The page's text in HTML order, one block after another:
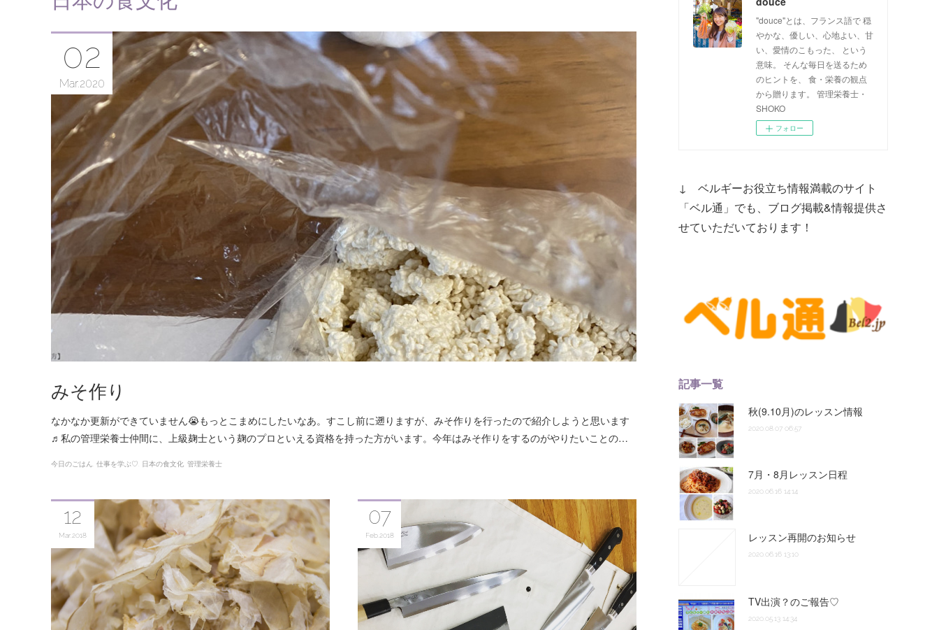
みそ作り
なかなか更新ができていません😭もっとこまめにしたいなあ。すこし前に遡りますが、みそ作りを行ったので紹介しようと思います
♬私の管理栄養士仲間に、上級麹士という麹のプロといえる資格を持った方がいます。今年はみそ作りをするのがやりたいことの…
02
Mar 2020
今日のごはん 仕事を学ぶ♡ 日本の食文化 管理栄養士
12
Mar 2018
07
Feb 2018
"douce"とは、フランス語で 穏
やかな、優しい、心地よい、甘
い、愛情のこもった、 という
意味。 そんな毎日を送るため
のヒントを、 食・栄養の観点
から贈ります。 管理栄養士・
SHOKO
フォロー
↓ ベルギーお役立ち情報満載のサイト
「ベル通」でも、ブログ掲載&情報提供さ
せていただいております！
記事一覧
秋(9.10月)のレッスン情報
2020.08.07 06:57
7月・8月レッスン日程
2020.06.16 14:14
レッスン再開のお知らせ
2020.06.16 13:10
TV出演？のご報告♡
2020.05.13 14:34